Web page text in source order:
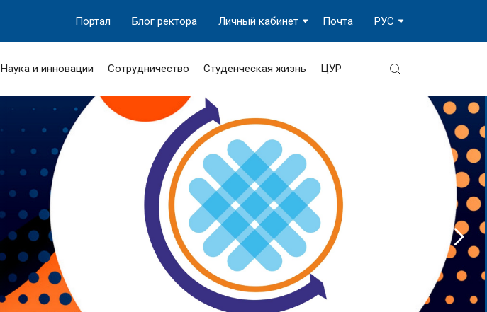
РУС
Почта
Личный кабинет
Блог ректора
Портал
Наука и инновации Сотрудничество Студенческая жизнь ЦУР